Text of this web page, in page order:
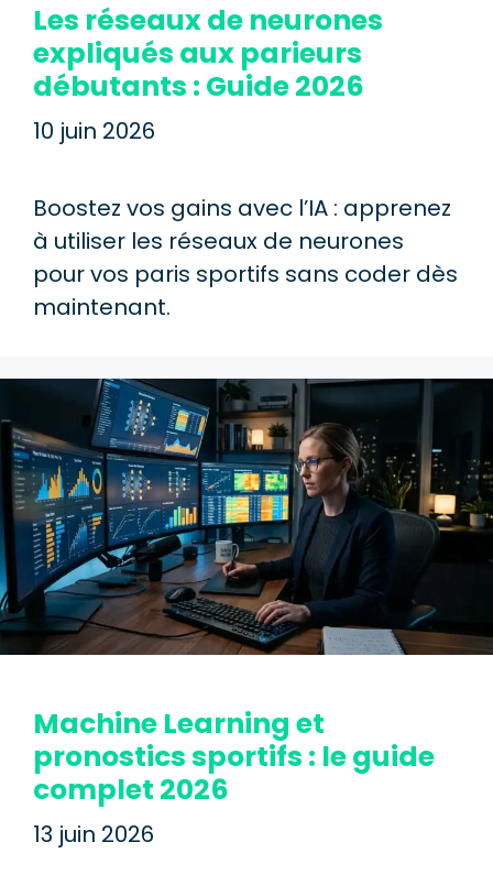
Les réseaux de neurones
expliqués aux parieurs
débutants : Guide 2026
10 juin 2026
Boostez vos gains avec l’IA : apprenez
à utiliser les réseaux de neurones
pour vos paris sportifs sans coder dès
maintenant.
Machine Learning et
pronostics sportifs : le guide
complet 2026
13 juin 2026